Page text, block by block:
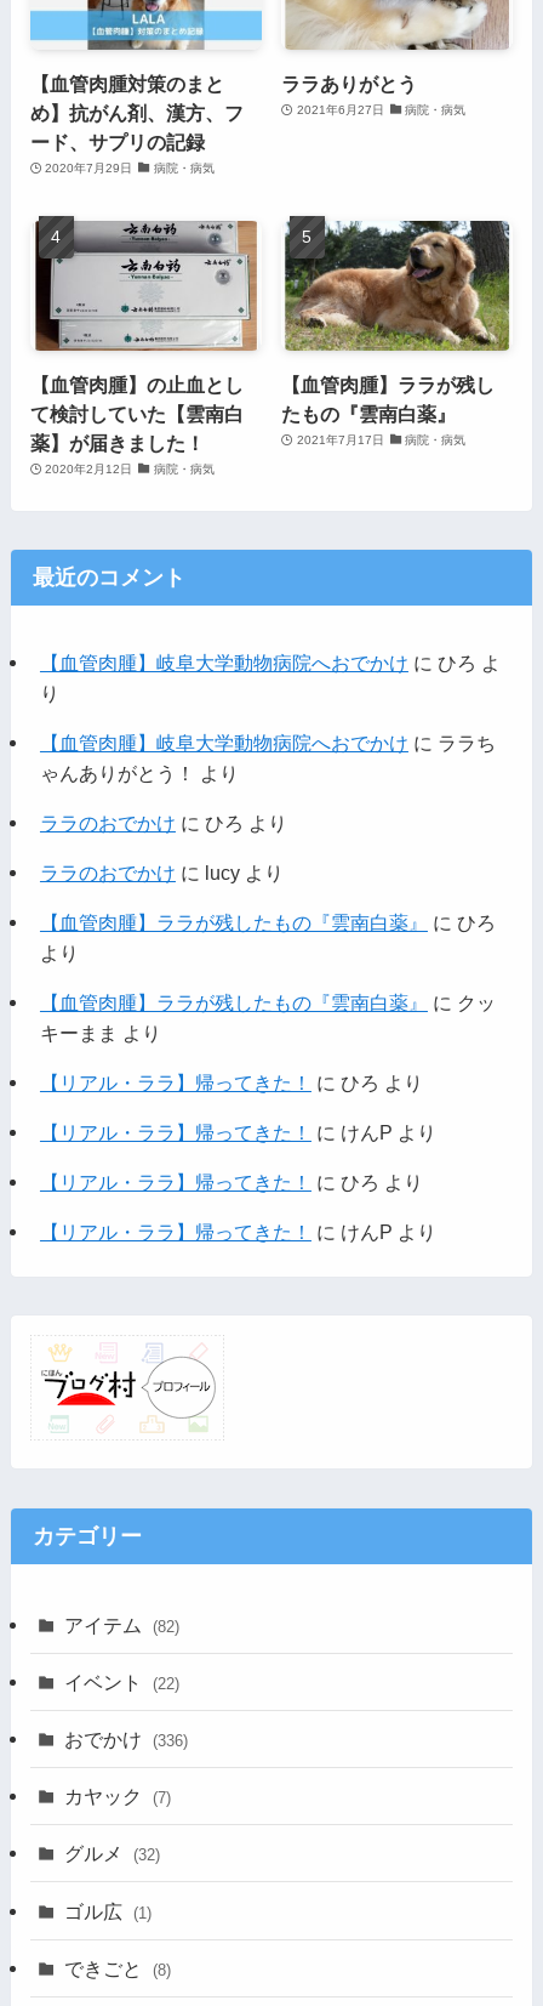
【血管肉腫対策のまと
め】抗がん剤、漢方、フ
ード、サプリの記録
2020年7月29日 病院・病気
ララありがとう
2021年6月27日 病院・病気
【血管肉腫】の止血とし
て検討していた【雲南白
薬】が届きました！
2020年2月12日 病院・病気
【血管肉腫】ララが残し
たもの『雲南白薬』
2021年7月17日 病院・病気
最近のコメント
【血管肉腫】岐阜大学動物病院へおでかけ に ひろ よ
り
【血管肉腫】岐阜大学動物病院へおでかけ に ララち
ゃんありがとう！
より
ララのおでかけ に ひろ より
ララのおでかけ に lucyより
【血管肉腫】ララが残したもの『雲南白薬』 に ひろ
より
【血管肉腫】ララが残したもの『雲南白薬』 に クッ
キーまま より
【リアル・ララ】帰ってきた！ に ひろ より
【リアル・ララ】帰ってきた！ に けんP より
【リアル・ララ】帰ってきた！ に ひろ より
【リアル・ララ】帰ってきた！ に けんP より
カテゴリー
アイテム (82)
イベント (22)
おでかけ (336)
カヤック (7)
グルメ (32)
ゴル広 (1)
できごと (8)